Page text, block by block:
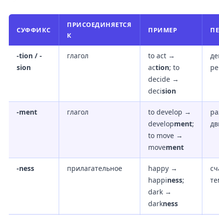
СУФФИКС
ПРИСОЕДИНЯЕТСЯ
К
ПРИМЕР
-tion / -
sion
глагол
to act →
action; to
decide →
decision
-ment глагол
to develop →
development;
to move →
movement
-ness прилагательное
happy →
happiness;
dark →
darkness